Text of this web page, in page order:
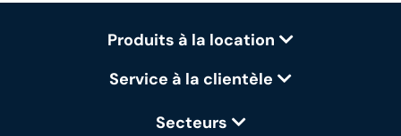
Produits à la location
Service à la clientèle
Secteurs